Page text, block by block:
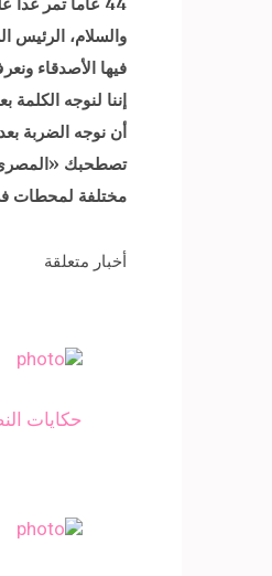
والسلام،
فيها الأصدقاء
إننا لنوجه الكلمة
تصطحبك «المصرى
مختلفة لمحطات
أخبار متعلقة
حكايات